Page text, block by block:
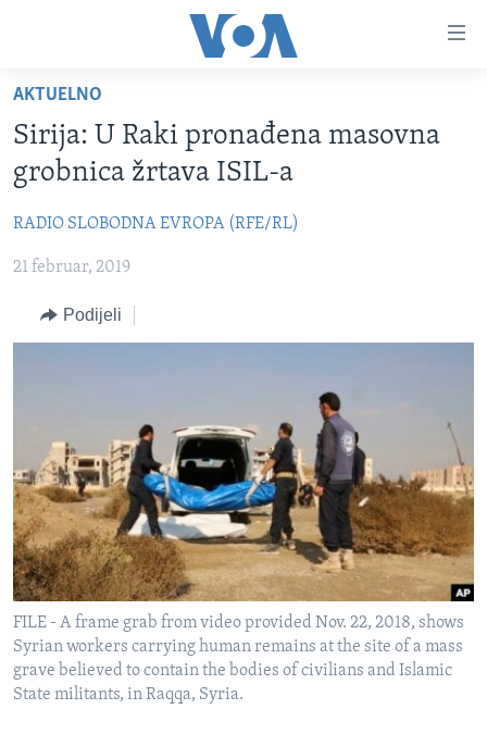
glavni
sadržaj
na
glavnu
Idi
pretragu
VIDEO
FOTOGRAFIJE DANA
VIJESTI
SJEDINJENE AMERIČKE DRŽAVE
BOSNA I HERCEGOVINA
NAUKA I TEHNOLOGIJA
SPECIJALNI PROJEKTI
ŽENSKA STRANA
IZBJEGLIČKA STRANA
MAGAZIN
O GLASU AMERIKE
Learning English
PRATITE NAS
AKTUELNO
Sirija: U Raki pronađena masovna
grobnica žrtava ISIL-a
RADIO SLOBODNA EVROPA (RFE/RL)
21 februar, 2019
Podijeli
FILE - A frame grab from video provided Nov. 22, 2018, shows
Syrian workers carrying human remains at the site of a mass
grave believed to contain the bodies of civilians and Islamic
State militants, in Raqqa, Syria.